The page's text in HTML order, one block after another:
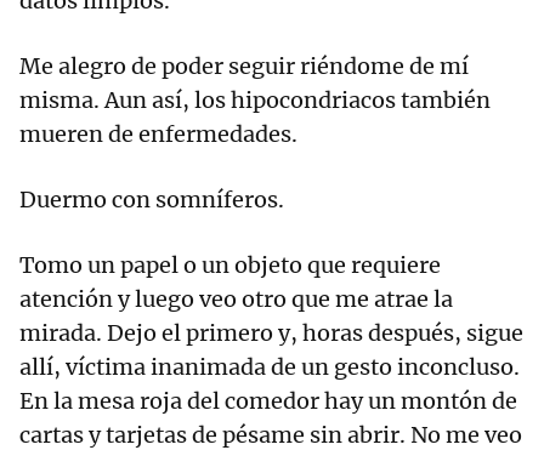
Me alegro de poder seguir riéndome de mí
misma. Aun así, los hipocondriacos también
mueren de enfermedades.
Duermo con somníferos.
Tomo un papel o un objeto que requiere
atención y luego veo otro que me atrae la
mirada. Dejo el primero y, horas después, sigue
allí, víctima inanimada de un gesto inconcluso.
En la mesa roja del comedor hay un montón de
cartas y tarjetas de pésame sin abrir. No me veo